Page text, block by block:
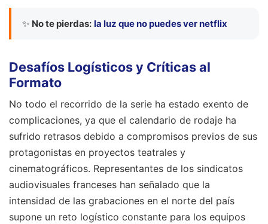
✨ No te pierdas: la luz que no puedes ver netflix
Desafíos Logísticos y Críticas al
Formato
No todo el recorrido de la serie ha estado exento de
complicaciones, ya que el calendario de rodaje ha
sufrido retrasos debido a compromisos previos de sus
protagonistas en proyectos teatrales y
cinematográficos. Representantes de los sindicatos
audiovisuales franceses han señalado que la
intensidad de las grabaciones en el norte del país
supone un reto logístico constante para los equipos